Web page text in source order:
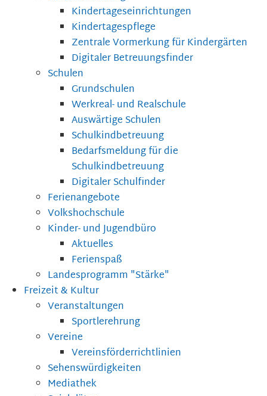
Kindertageseinrichtungen
Kindertagespflege
Zentrale Vormerkung für Kindergärten
Digitaler Betreuungsfinder
Schulen
Grundschulen
Werkreal- und Realschule
Auswärtige Schulen
Schulkindbetreuung
Bedarfsmeldung für die
Schulkindbetreuung
Digitaler Schulfinder
Ferienangebote
Volkshochschule
Kinder- und Jugendbüro
Aktuelles
Ferienspaß
Landesprogramm "Stärke"
Freizeit & Kultur
Veranstaltungen
Sportlerehrung
Vereine
Vereinsförderrichtlinien
Sehenswürdigkeiten
Mediathek